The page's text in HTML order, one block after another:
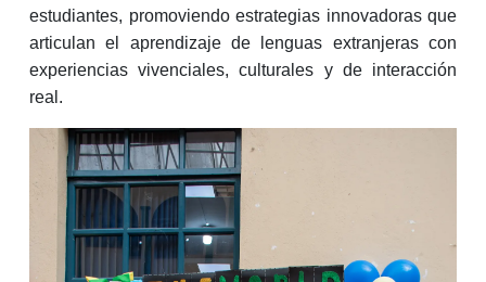
estudiantes, promoviendo estrategias innovadoras que
articulan el aprendizaje de lenguas extranjeras con
experiencias vivenciales, culturales y de interacción
real.